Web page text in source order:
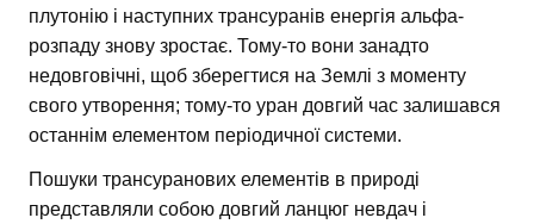
плутонію і наступних трансуранів енергія альфа-
розпаду знову зростає. Тому-то вони занадто
недовговічні, щоб зберегтися на Землі з моменту
свого утворення; тому-то уран довгий час залишався
останнім елементом періодичної системи.
Пошуки трансуранових елементів в природі
представляли собою довгий ланцюг невдач і